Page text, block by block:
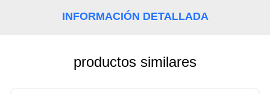
NOTICIAS
SOLICITAR
INFORMACIÓN DETALLADA
productos similares